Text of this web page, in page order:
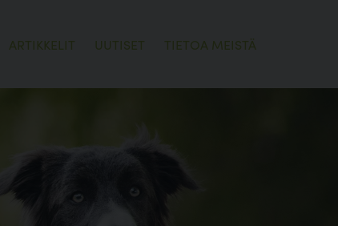
ARTIKKELIT UUTISET TIETOA MEISTÄ